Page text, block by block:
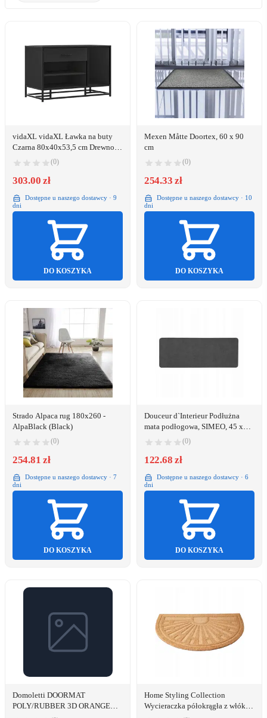
vidaXL vidaXL Ławka na buty
Czarna 80x40x53,5 cm Drewno i
(0)
303.00 zł
Dostępne u naszego dostawcy · 9
dni
DO KOSZYKA
Mexen Måtte Doortex, 60 x 90
cm
(0)
254.33 zł
Dostępne u naszego dostawcy · 10
dni
DO KOSZYKA
Strado Alpaca rug 180x260 -
AlpaBlack (Black)
(0)
254.81 zł
Dostępne u naszego dostawcy · 7
dni
DO KOSZYKA
Douceur d`Interieur Podłużna
mata podłogowa, SIMEO, 45 x
(0)
122.68 zł
Dostępne u naszego dostawcy · 6
dni
DO KOSZYKA
Domoletti DOORMAT
POLY/RUBBER 3D ORANGE
Home Styling Collection
Wycieraczka półokrągła z włókna